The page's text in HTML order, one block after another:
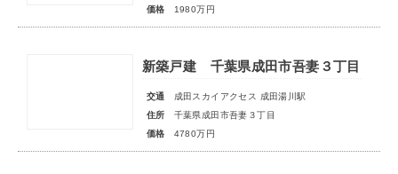
価格
1980万円
新築戸建 千葉県成田市吾妻３丁目
交通
成田スカイアクセス 成田湯川駅
住所
千葉県成田市吾妻３丁目
価格
4780万円